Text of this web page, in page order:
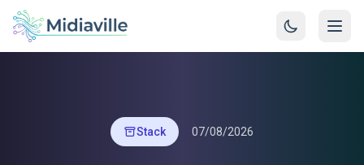
Stack 07/08/2026